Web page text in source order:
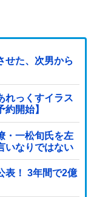
た、次男から
れっくすイラス
開始】
・一松旬氏を左
いなりではない
で2億